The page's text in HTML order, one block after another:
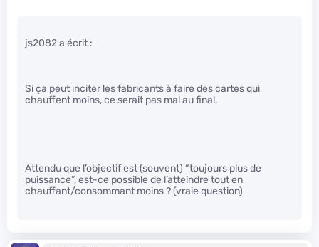
js2082 a écrit :
Si ça peut inciter les fabricants à faire des cartes qui
chauffent moins, ce serait pas mal au final.
Attendu que l’objectif est (souvent) “toujours plus de
puissance”, est-ce possible de l’atteindre tout en
chauffant/consommant moins ? (vraie question)